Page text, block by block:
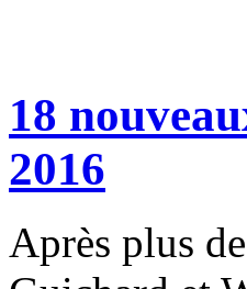
18
2016
Après plus